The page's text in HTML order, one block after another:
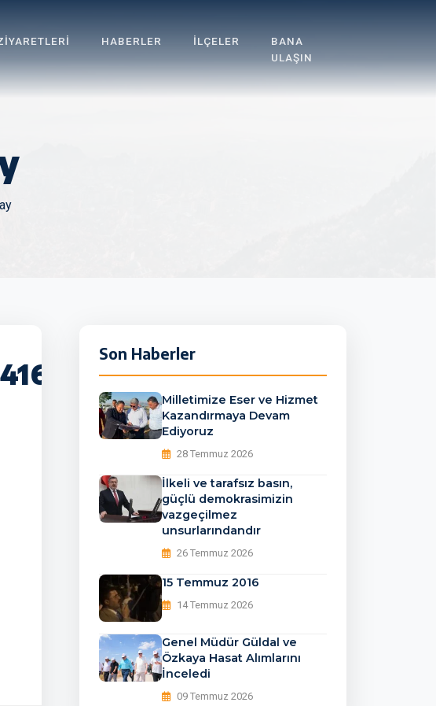
HABERLER İLÇELER
BANA
ULAŞIN
Son Haberler
Milletimize Eser ve Hizmet
Kazandırmaya Devam
Ediyoruz
28 Temmuz 2026
İlkeli ve tarafsız basın,
güçlü demokrasimizin
vazgeçilmez
unsurlarındandır
26 Temmuz 2026
15 Temmuz 2016
14 Temmuz 2026
Genel Müdür Güldal ve
Özkaya Hasat Alımlarını
İnceledi
09 Temmuz 2026